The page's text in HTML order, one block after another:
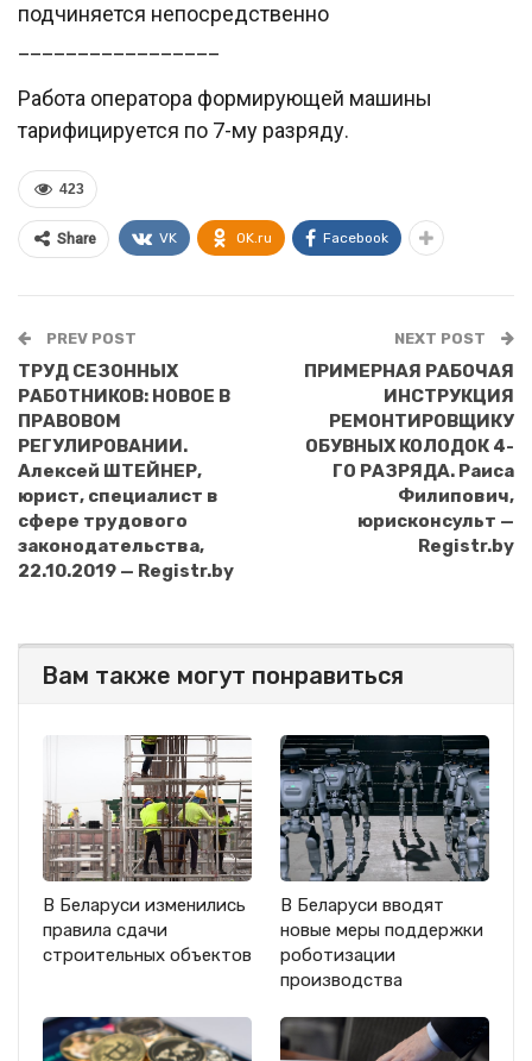
подчиняется непосредственно
Работа оператора формирующей машины
тарифицируется по 7-му разряду.
423
Share VK OK.ru Facebook
PREV POST
ТРУД СЕЗОННЫХ
РАБОТНИКОВ: НОВОЕ В
ПРАВОВОМ
РЕГУЛИРОВАНИИ.
Алексей ШТЕЙНЕР,
юрист, специалист в
сфере трудового
законодательства,
22.10.2019 — Registr.by
NEXT POST
ПРИМЕРНАЯ РАБОЧАЯ
ИНСТРУКЦИЯ
РЕМОНТИРОВЩИКУ
ОБУВНЫХ КОЛОДОК 4-
ГО РАЗРЯДА. Раиса
Филипович,
юрисконсульт —
Registr.by
Вам также могут понравиться
В Беларуси изменились
правила сдачи
строительных объектов
В Беларуси вводят
новые меры поддержки
роботизации
производства